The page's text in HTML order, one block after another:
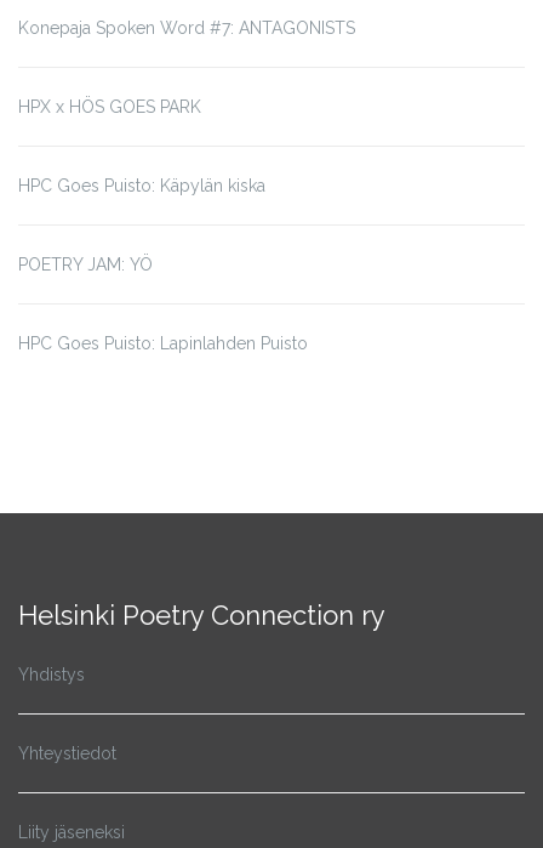
Konepaja Spoken Word #7: ANTAGONISTS
HPX x HÖS GOES PARK
HPC Goes Puisto: Käpylän kiska
POETRY JAM: YÖ
HPC Goes Puisto: Lapinlahden Puisto
Helsinki Poetry Connection ry
Yhdistys
Yhteystiedot
Liity jäseneksi